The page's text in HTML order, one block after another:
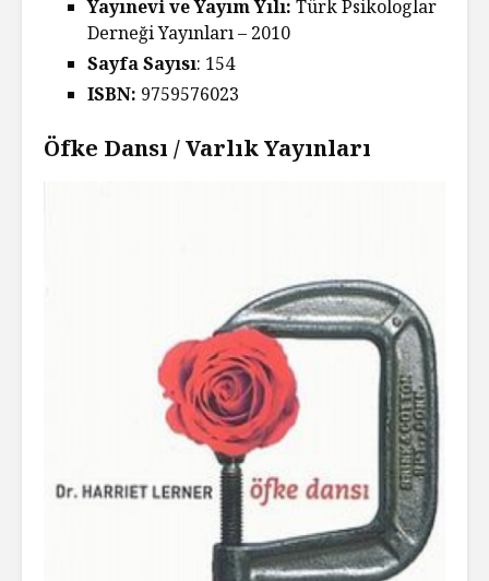
Yayınevi ve Yayım Yılı: Türk Psikologlar
Derneği Yayınları – 2010
Sayfa Sayısı: 154
ISBN: 9759576023
Öfke Dansı / Varlık Yayınları